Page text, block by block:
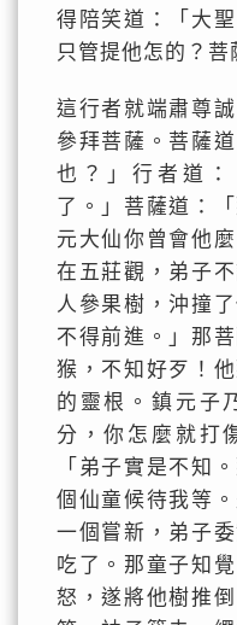
得陪笑道：「大
只管提他怎的？菩
這行者就端肅尊
參拜菩薩。菩薩
也？」行者道
了。」菩薩道：
元大仙你曾會他
在五莊觀，弟子
人參果樹，沖撞
不得前進。」那
猴，不知好歹！
的靈根。鎮元子
分，你怎麼就打
「弟子實是不知
個仙童候待我等
一個嘗新，弟子
吃了。那童子知
怒，遂將他樹推